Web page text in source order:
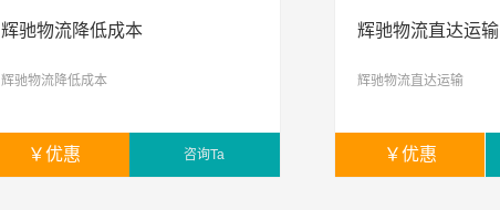
辉驰物流降低成本
辉驰物流降低成本
￥优惠 咨询Ta
辉驰物流直达运输
辉驰物流直达运输
￥优惠